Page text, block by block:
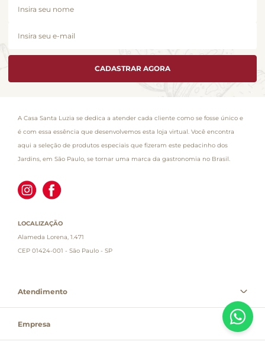
CADASTRAR AGORA
A Casa Santa Luzia se dedica a atender cada cliente como se fosse único e
é com essa essência que desenvolvemos esta loja virtual. Você encontra
aqui a seleção de produtos especiais que fizeram este pedacinho dos
Jardins, em São Paulo, se tornar uma marca da gastronomia no Brasil.
LOCALIZAÇÃO
Alameda Lorena, 1.471
CEP 01424-001 - São Paulo - SP
Atendimento
Empresa